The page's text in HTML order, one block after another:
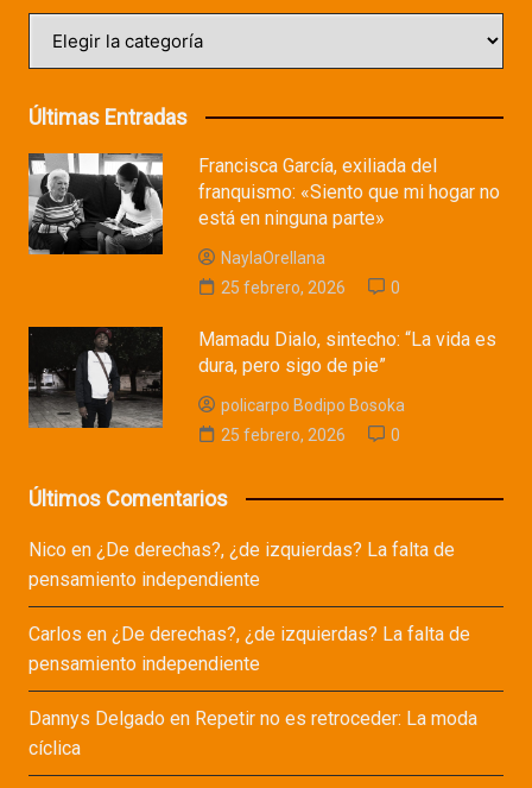
Últimas Entradas
Francisca García, exiliada del
franquismo: «Siento que mi hogar no
está en ninguna parte»
NaylaOrellana
25 febrero, 2026
0
Mamadu Dialo, sintecho: “La vida es
dura, pero sigo de pie”
policarpo Bodipo Bosoka
25 febrero, 2026
0
Últimos Comentarios
Nicoen ¿De derechas?, ¿de izquierdas? La falta de
pensamiento independiente
Carlos en ¿De derechas?, ¿de izquierdas? La falta de
pensamiento independiente
Dannys Delgadoen Repetir no es retroceder: La moda
cíclica